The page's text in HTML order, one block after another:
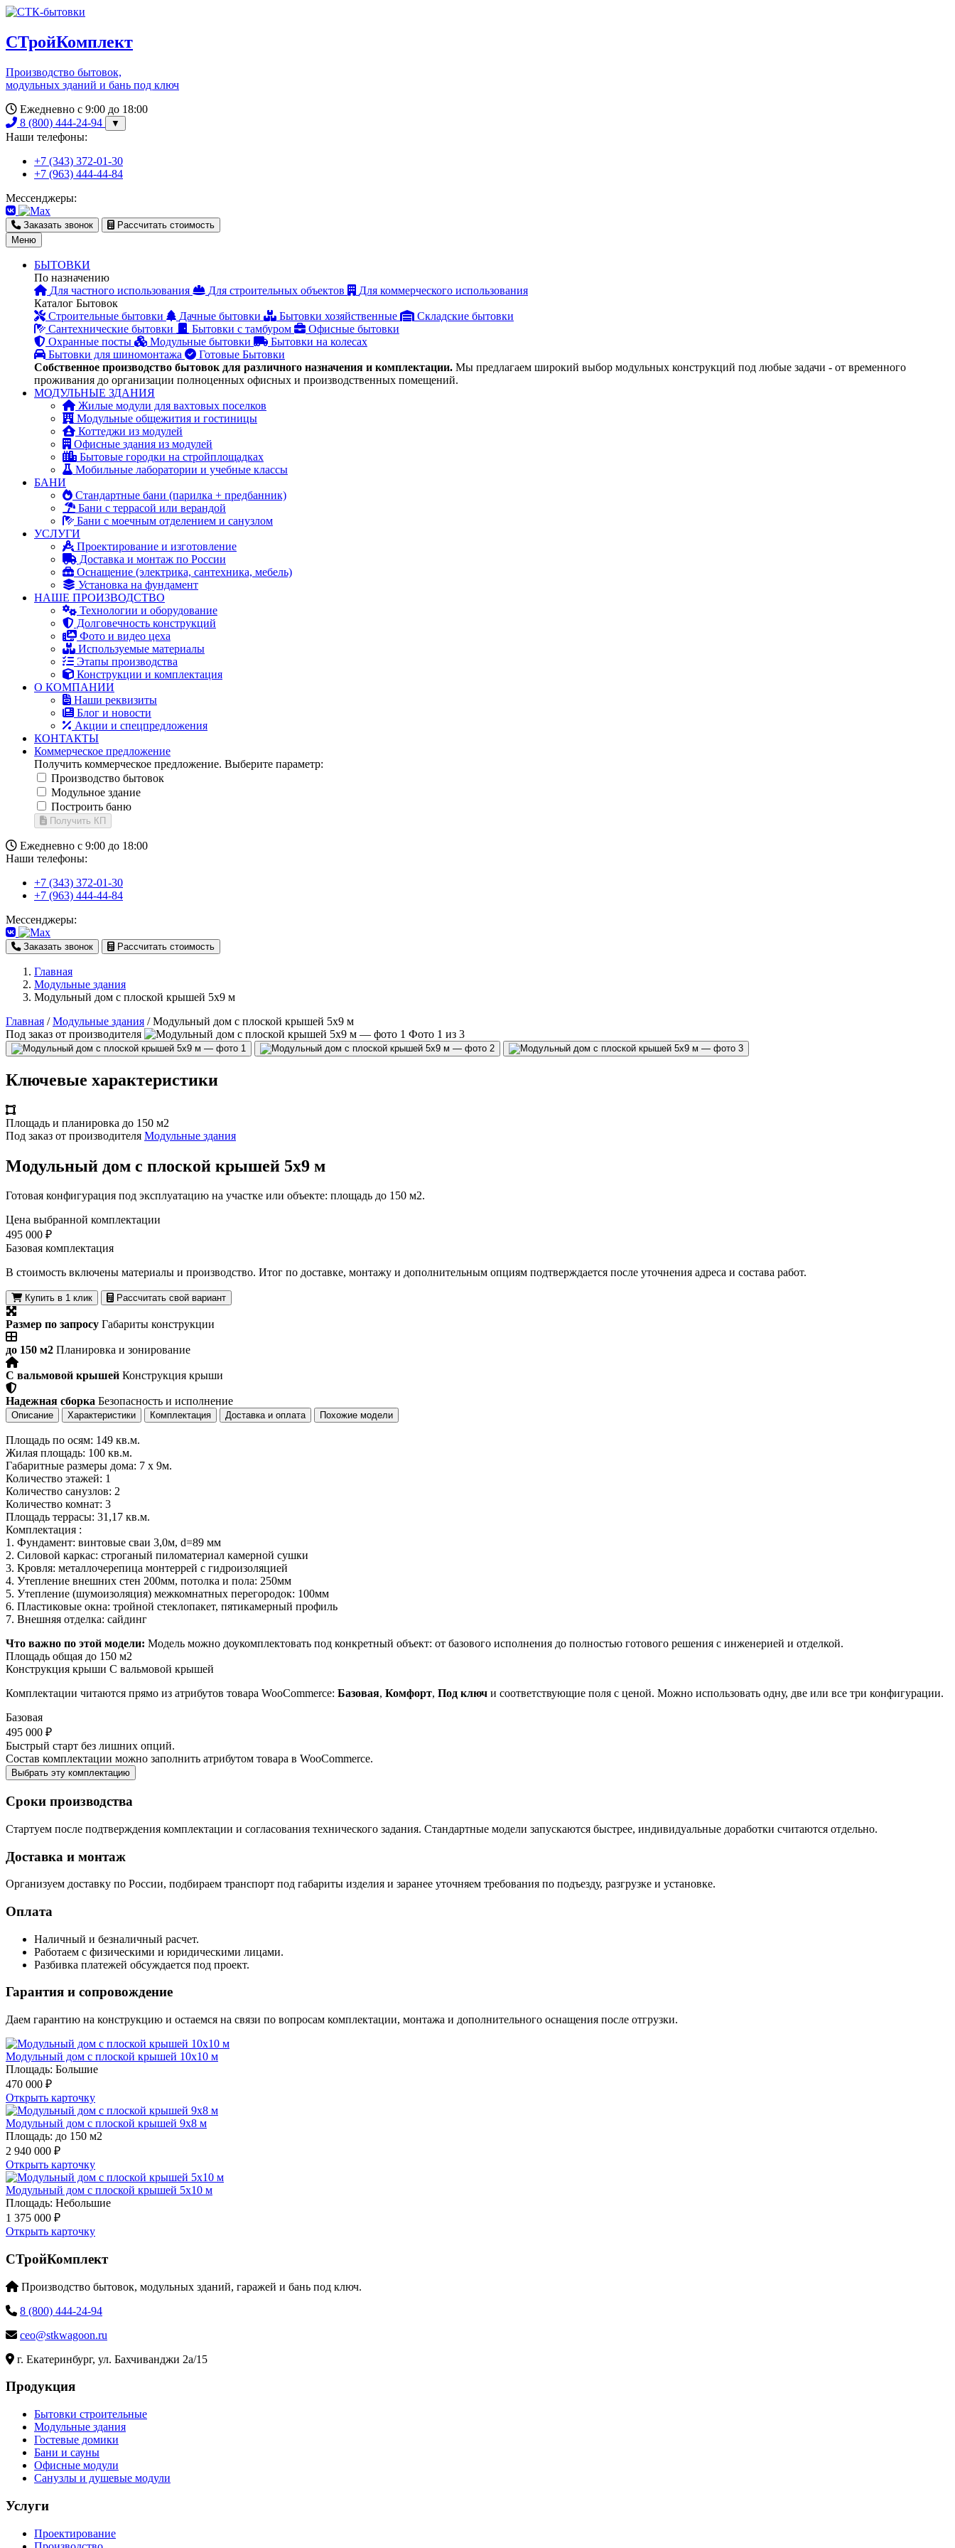
СТройКомплект
Производство бытовок,
модульных зданий и бань под ключ
Ежедневно с 9:00 до 18:00
8 (800) 444-24-94
▼
Наши телефоны:
+7 (343) 372-01-30
+7 (963) 444-44-84
Мессенджеры:
Заказать звонок
Рассчитать стоимость
Меню
БЫТОВКИ
По назначению
Для частного использования
Для строительных объектов
Для коммерческого использования
Каталог Бытовок
Строительные бытовки
Дачные бытовки Бытовки хозяйственные
Складские бытовки
Сантехнические бытовки
Бытовки с тамбуром
Офисные бытовки
Охранные посты
Модульные бытовки
Бытовки на колесах
Бытовки для шиномонтажа
Готовые Бытовки
Собственное производство бытовок для различного назначения и комплектации. Мы предлагаем широкий выбор модульных конструкций под любые задачи - от временного
проживания до организации полноценных офисных и производственных помещений.
МОДУЛЬНЫЕ ЗДАНИЯ
Жилые модули для вахтовых поселков
Модульные общежития и гостиницы
Коттеджи из модулей
Офисные здания из модулей
Бытовые городки на стройплощадках
Мобильные лаборатории и учебные классы
БАНИ
Стандартные бани (парилка + предбанник)
Бани с террасой или верандой
Бани с моечным отделением и санузлом
УСЛУГИ
Проектирование и изготовление
Доставка и монтаж по России
Оснащение (электрика, сантехника, мебель)
Установка на фундамент
НАШЕ ПРОИЗВОДСТВО
Технологии и оборудование
Долговечность конструкций
Фото и видео цеха
Используемые материалы
Этапы производства
Конструкции и комплектация
О КОМПАНИИ
Наши реквизиты
Блог и новости
Акции и спецпредложения
КОНТАКТЫ
Коммерческое предложение
Получить коммерческое предложение. Выберите параметр:
Производство бытовок
Модульное здание
Построить баню
Получить КП
Ежедневно с 9:00 до 18:00
Наши телефоны:
+7 (343) 372-01-30
+7 (963) 444-44-84
Мессенджеры:
Заказать звонок Рассчитать стоимость
Главная
Модульные здания
Модульный дом с плоской крышей 5х9 м
Главная / Модульные здания / Модульный дом с плоской крышей 5х9 м
Под заказ от производителя
Фото 1 из 3
Ключевые характеристики
Площадь и планировка до 150 м2
Под заказ от производителя Модульные здания
Модульный дом с плоской крышей 5х9 м
Готовая конфигурация под эксплуатацию на участке или объекте: площадь до 150 м2.
Цена выбранной комплектации
495 000 ₽
Базовая комплектация
В стоимость включены материалы и производство. Итог по доставке, монтажу и дополнительным опциям подтверждается после уточнения адреса и состава работ.
Купить в 1 клик Рассчитать свой вариант
Размер по запросу Габариты конструкции
до 150 м2 Планировка и зонирование
С вальмовой крышей Конструкция крыши
Надежная сборка Безопасность и исполнение
Описание Характеристики Комплектация Доставка и оплата Похожие модели
Площадь по осям: 149 кв.м.
Жилая площадь: 100 кв.м.
Габаритные размеры дома: 7 х 9м.
Количество этажей: 1
Количество санузлов: 2
Количество комнат: 3
Площадь террасы: 31,17 кв.м.
Комплектация :
1. Фундамент: винтовые сваи 3,0м, d=89 мм
2. Силовой каркас: строганый пиломатериал камерной сушки
3. Кровля: металлочерепица монтеррей с гидроизоляцией
4. Утепление внешних стен 200мм, потолка и пола: 250мм
5. Утепление (шумоизоляция) межкомнатных перегородок: 100мм
6. Пластиковые окна: тройной стеклопакет, пятикамерный профиль
7. Внешняя отделка: сайдинг
Что важно по этой модели: Модель можно доукомплектовать под конкретный объект: от базового исполнения до полностью готового решения с инженерией и отделкой.
Площадь общая до 150 м2
Конструкция крыши С вальмовой крышей
Комплектации читаются прямо из атрибутов товара WooCommerce: Базовая, Комфорт, Под ключ и соответствующие поля с ценой. Можно использовать одну, две или все три конфигурации.
Базовая
495 000 ₽
Быстрый старт без лишних опций.
Состав комплектации можно заполнить атрибутом товара в WooCommerce.
Выбрать эту комплектацию
Сроки производства
Стартуем после подтверждения комплектации и согласования технического задания. Стандартные модели запускаются быстрее, индивидуальные доработки считаются отдельно.
Доставка и монтаж
Организуем доставку по России, подбираем транспорт под габариты изделия и заранее уточняем требования по подъезду, разгрузке и установке.
Оплата
Наличный и безналичный расчет.
Работаем с физическими и юридическими лицами.
Разбивка платежей обсуждается под проект.
Гарантия и сопровождение
Даем гарантию на конструкцию и остаемся на связи по вопросам комплектации, монтажа и дополнительного оснащения после отгрузки.
Модульный дом с плоской крышей 10х10 м
Площадь: Большие
470 000 ₽
Открыть карточку
Модульный дом с плоской крышей 9х8 м
Площадь: до 150 м2
2 940 000 ₽
Открыть карточку
Модульный дом с плоской крышей 5х10 м
Площадь: Небольшие
1 375 000 ₽
Открыть карточку
СТройКомплект
Производство бытовок, модульных зданий, гаражей и бань под ключ.
8 (800) 444-24-94
ceo@stkwagoon.ru
г. Екатеринбург, ул. Бахчиванджи 2а/15
Продукция
Бытовки строительные
Модульные здания
Гостевые домики
Бани и сауны
Офисные модули
Санузлы и душевые модули
Услуги
Проектирование